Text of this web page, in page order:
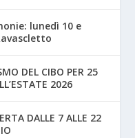
lunedì 10 e
DEL CIBO PER 25
2026
DALLE 7 ALLE 22